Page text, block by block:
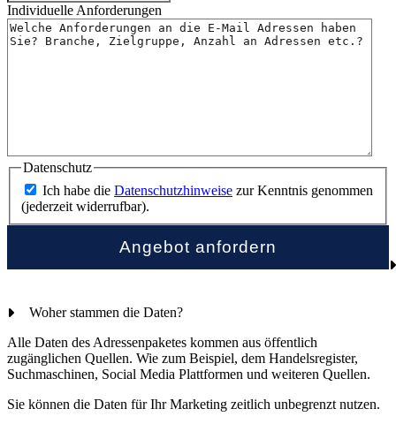
Individuelle Anforderungen
Datenschutz
Ich habe die Datenschutzhinweise zur Kenntnis genommen
(jederzeit widerrufbar).
Woher stammen die Daten?
Alle Daten des Adressenpaketes kommen aus öffentlich
zugänglichen Quellen. Wie zum Beispiel, dem Handelsregister,
Suchmaschinen, Social Media Plattformen und weiteren Quellen.
Sie können die Daten für Ihr Marketing zeitlich unbegrenzt nutzen.